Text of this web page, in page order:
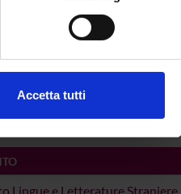
che hai fornito loro o
Accetta tutti
in New Zealand English
Ricerca di Ateneo
Lingue e Letterature Straniere